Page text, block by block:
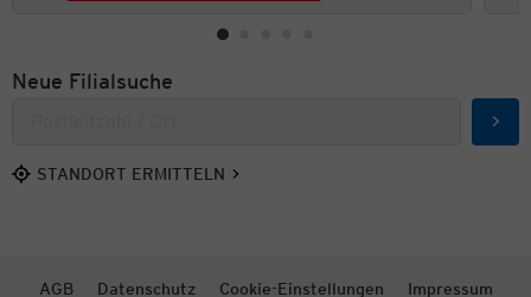
Neue Filialsuche
STANDORT ERMITTELN
AGB Datenschutz Cookie-Einstellungen Impressum